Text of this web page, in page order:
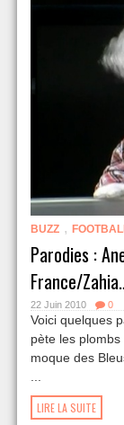
BUZZ ,
Parodies :
France/
22 Juin 2010 0
Voici quelques
pète les
moque des
LIRE LA SUITE